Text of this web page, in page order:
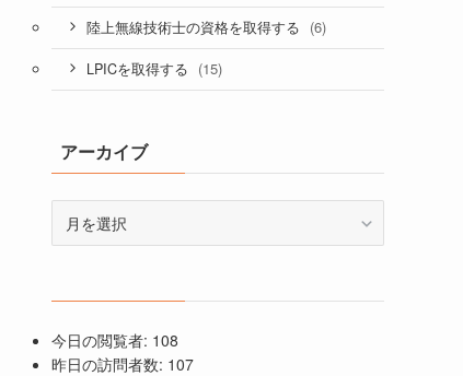
陸上無線技術士の資格を取得する (6)
LPICを取得する (15)
アーカイブ
ブ
今日の閲覧者: 108
昨日の訪問者数: 107